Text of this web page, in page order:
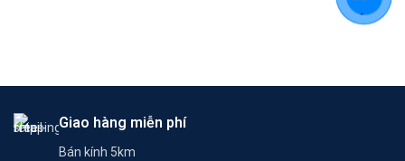
Giao hàng miễn phí
Bán kính 5km